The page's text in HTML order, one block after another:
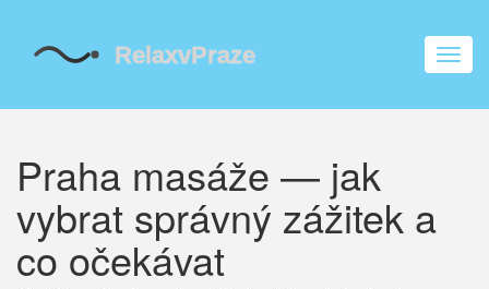
Praha masáže — jak
vybrat správný zážitek a
co očekávat